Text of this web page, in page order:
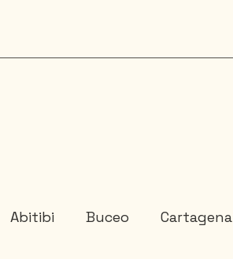
Abitibi Buceo Cartagena